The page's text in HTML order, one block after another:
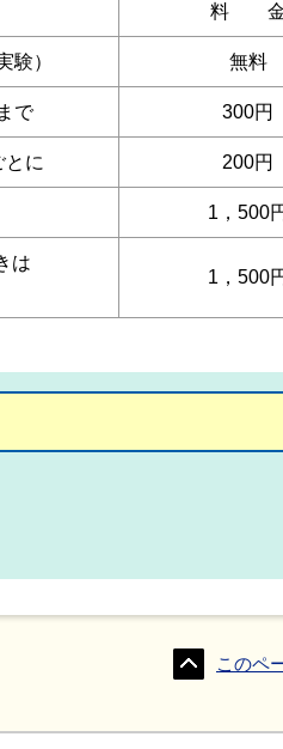
料
験） 無料
で 300円
とに 200円
1，500
は
1，500
このペ